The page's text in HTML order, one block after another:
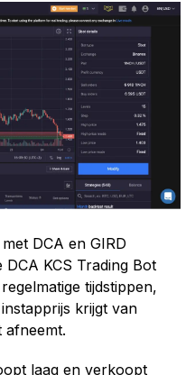
DCA en GIRD
DCA KCS Trading Bot
tijdstippen,
krijgt van
afneemt.
laag en verkoopt